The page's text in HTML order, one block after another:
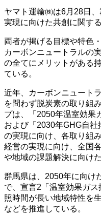
ヤマト運輸㈱は6月28日
実現に向けた共創に関す
両者が掲げる目標や特色
カーボンニュートラルの
の全てにメリットがある
ている。
近年、カーボンニュート
を問わず脱炭素の取り組
プは、「2050年温室効果
および「2030年GHG自社
の実現に向け、各取り組
経営の実現に向け、全国
や地域の課題解決に向け
群馬県は、2050年に向け
で、宣言2「温室効果ガ
照時間が長い地域特性を
などを推進している。